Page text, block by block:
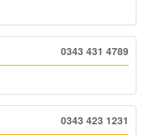
0343 431 4789
0343 423 1231